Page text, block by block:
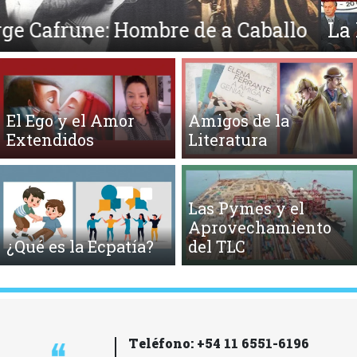
La Mirada
El Ego y el Amor
Extendidos
Amigos de la
Literatura
¿Qué es la Ecpatía?
Las Pymes y el
Aprovechamiento
del TLC
Teléfono: +54 11 6551-6196